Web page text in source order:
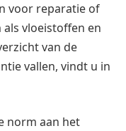
voor reparatie of
vloeistoffen en
van de
vallen, vindt u in
norm aan het